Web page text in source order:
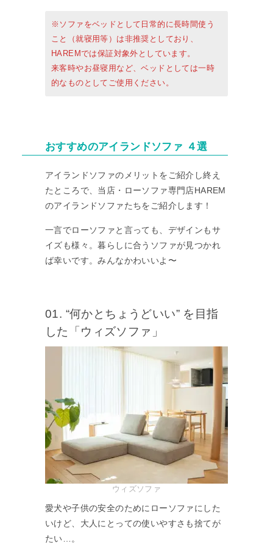
※ソファをベッドとして日常的に長時間使う
こと（就寝用等）は非推奨としており、
HAREMでは保証対象外としています。
来客時やお昼寝用など、ベッドとしては一時
的なものとしてご使用ください。
おすすめのアイランドソファ ４選
アイランドソファのメリットをご紹介し終え
たところで、当店・ローソファ専門店HAREM
のアイランドソファたちをご紹介します！
一言でローソファと言っても、デザインもサ
イズも様々。暮らしに合うソファが見つかれ
ば幸いです。みんなかわいいよ〜
01. “何かとちょうどいい” を目指
した「ウィズソファ」
ウィズソファ
愛犬や子供の安全のためにローソファにした
いけど、大人にとっての使いやすさも捨てが
たい…。